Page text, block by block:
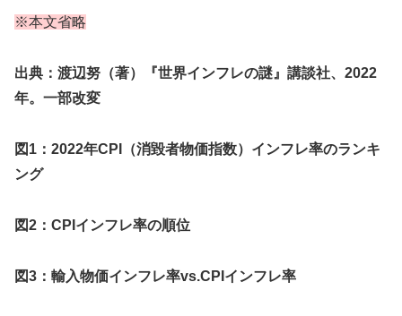
※本文省略
出典：渡辺努（著）『世界インフレの謎』講談社、2022
年。一部改変
図1：2022年CPI（消毀者物価指数）インフレ率のランキ
ング
図2：CPIインフレ率の順位
図3：輸入物価インフレ率vs.CPIインフレ率